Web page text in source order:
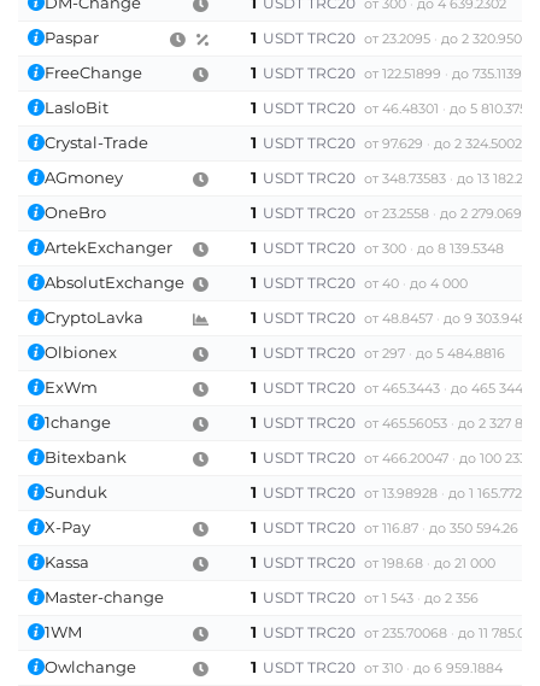
от 300 до 4 639.2302
Paspar 1 USDT TRC20 от 23.2095 до 2 320.9503
FreeChange 1 USDT TRC20 от 122.51899 до 735.11394
LasloBit 1 USDT TRC20 от 46.48301 до 5
Crystal-Trade 1 USDT TRC20 от 97.629 до 2 324.5002
AGmoney 1 USDT TRC20 от 348.73583 до 13
OneBro 1 USDT TRC20 от 23.2558 до 2 279.0698
ArtekExchanger 1 USDT TRC20 от 300 до 8 139.5348
AbsolutExchange 1 USDT TRC20 от 40 до 4 000
CryptoLavka 1 USDT TRC20 от 48.8457 до 9 303.9484
Olbionex 1 USDT TRC20 от 297 до 5 484.8816
ExWm 1 USDT TRC20 от 465.3443 до 465
1change 1 USDT TRC20 от 465.56053 до 2 327
Bitexbank 1 USDT TRC20 от 466.20047 до 100
Sunduk 1 USDT TRC20 от 13.98928 до 1 165.77291
X-Pay 1 USDT TRC20 от 116.87 до 350 594.26
Kassa 1 USDT TRC20 от 198.68 до 21 000
Master-change 1 USDT TRC20 от 1 543 до 2 356
1WM 1 USDT TRC20 от 235.70068 до 11
Owlchange 1 USDT TRC20 от 310 до 6 959.1884